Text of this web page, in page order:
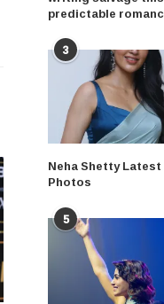
predictable
3
Neha Shetty Latest
Photos
5